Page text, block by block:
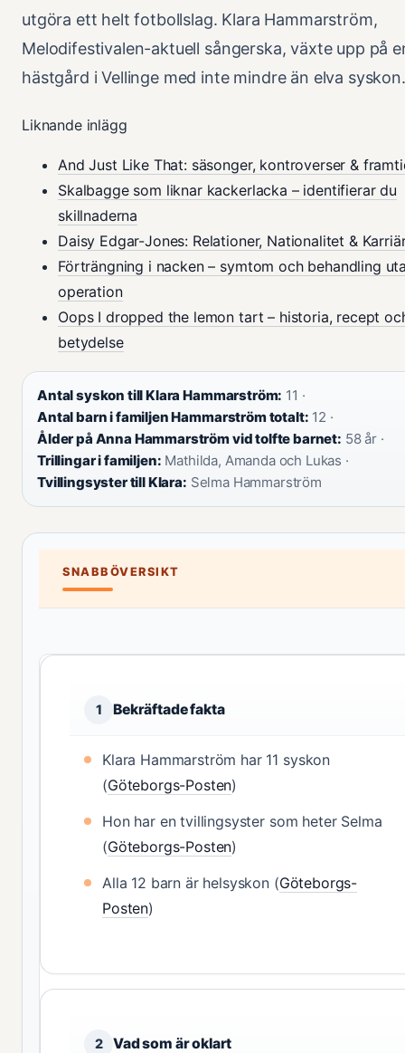
utgöra ett helt fotbollslag. Klara Hammarström,
Melodifestivalen-aktuell sångerska, växte upp på
hästgård i Vellinge med inte mindre än elva syskon.
Liknande inlägg
And Just Like That: säsonger, kontroverser &
Skalbagge som liknar kackerlacka – identifierar du
skillnaderna
Daisy Edgar-Jones: Relationer, Nationalitet &
Förträngning i nacken – symtom och behandling
operation
Oops I dropped the lemon tart – historia, recept
betydelse
Antal syskon till Klara Hammarström: 11 ·
Antal barn i familjen Hammarström totalt: 12 ·
Ålder på Anna Hammarström vid tolfte barnet: 58 år ·
Trillingar i familjen: Mathilda, Amanda och Lukas ·
Tvillingsyster till Klara: Selma Hammarström
SNABBÖVERSIKT
1 Bekräftade fakta
Klara Hammarström har 11 syskon
(Göteborgs-Posten)
Hon har en tvillingsyster som heter Selma
(Göteborgs-Posten)
Alla 12 barn är helsyskon (Göteborgs-
Posten)
2 Vad som är oklart